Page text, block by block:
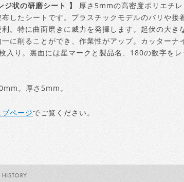
ジ状の研磨シート 】
厚さ5mmの高密度ポリエチ
したシートです。プラスチックモデルのバリや接
。特に曲面磨きに威力を発揮します。起伏の大き
に削ることができ、作業性がアップ。カッターナ
入り。裏面には星マークと製品名、180の数字をレ
。厚さ5mm。
ブページでご覧ください。